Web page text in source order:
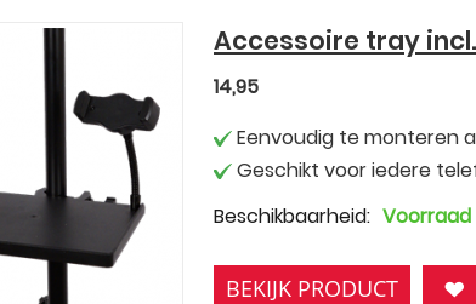
Accessoire tray
14,95
Eenvoudig te monteren
Geschikt voor iedere
Beschikbaarheid: Voorraad
BEKIJK PRODUCT